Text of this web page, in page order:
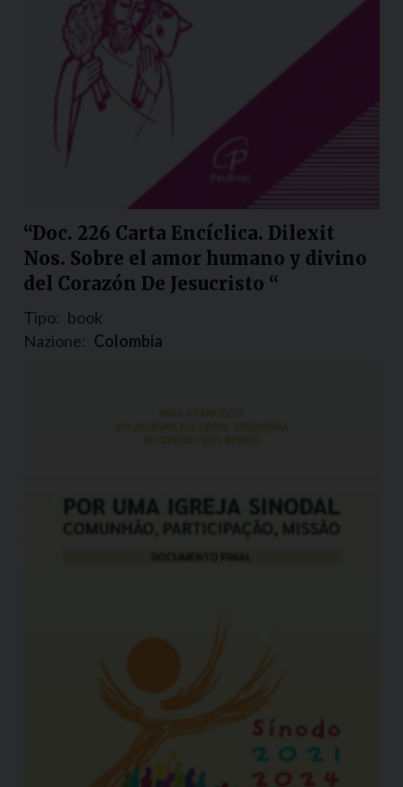
“Doc. 226 Carta Encíclica. Dilexit
Nos. Sobre el amor humano y divino
del Corazón De Jesucristo “
Tipo: book
Nazione: Colombia